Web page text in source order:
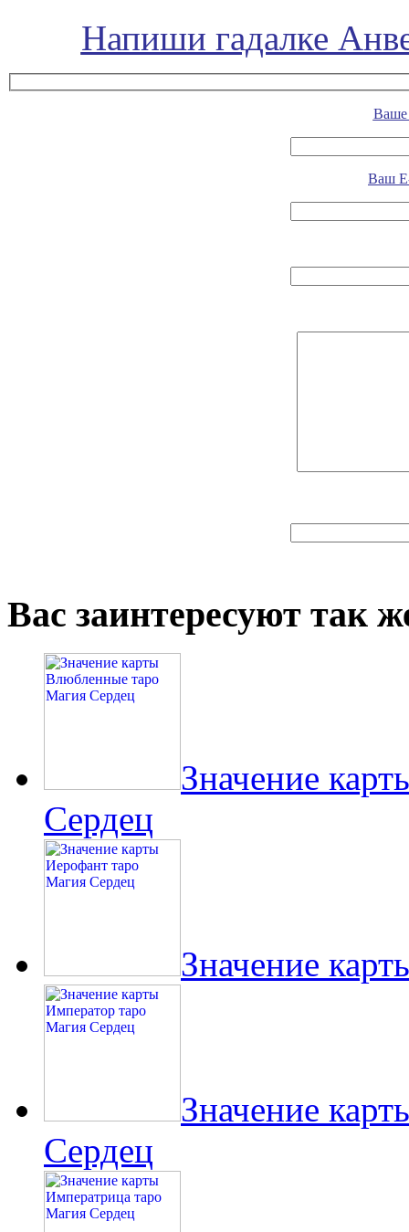
Напиши гадалке
Ваше
Ваш
Вас заинтересуют так
Значение
Сердец
Значение
Значение
Сердец